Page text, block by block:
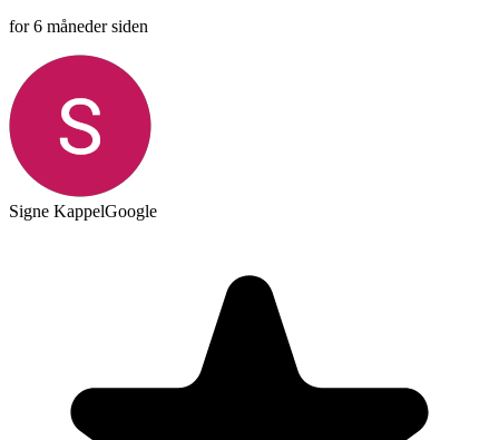
for 6 måneder siden
Signe KappelGoogle